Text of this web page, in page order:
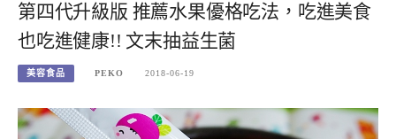
第四代升級版 推薦水果優格吃法，吃進美食
也吃進健康!! 文末抽益生菌
美容食品 PEKO 2018-06-19